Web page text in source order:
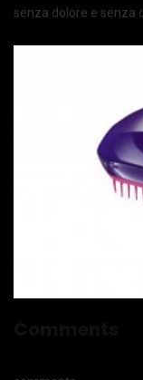
senza dolore e senza